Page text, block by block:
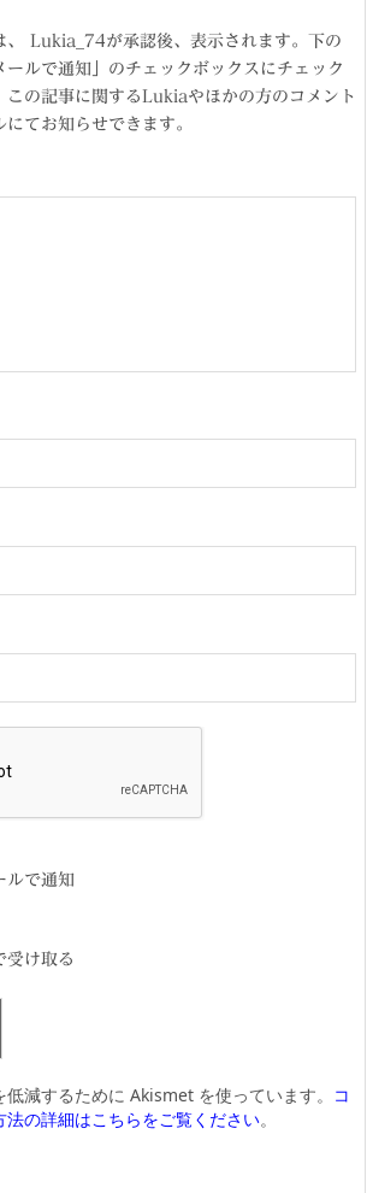
、 Lukia_74が承認後、表示されます。下の
ールで通知」のチェックボックスにチェック
この記事に関するLukiaやほかの方のコメント
てお知らせできます。
ルで通知
受け取る
減するために Akismet を使っています。 コ
法の詳細はこちらをご覧ください。